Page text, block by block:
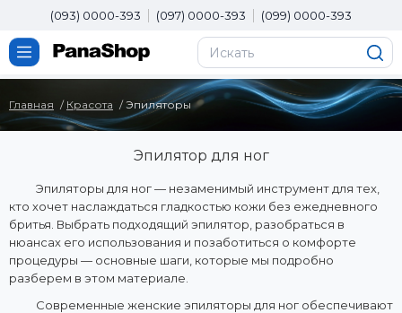
(093) 0000-393 (097) 0000-393 (099) 0000-393
Главная Красота Эпиляторы
Эпилятор для ног
Эпиляторы для ног — незаменимый инструмент для тех,
кто хочет наслаждаться гладкостью кожи без ежедневного
бритья. Выбрать подходящий эпилятор, разобраться в
нюансах его использования и позаботиться о комфорте
процедуры — основные шаги, которые мы подробно
разберем в этом материале.
Современные женские эпиляторы для ног обеспечивают